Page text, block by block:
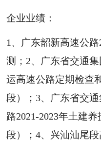
企业业绩：
1、广东韶新高速公
测；2、广东省交通
运高速公路定期检查
段）；3、广东省交
路2021-2023年土建
段）；4、兴汕汕尾